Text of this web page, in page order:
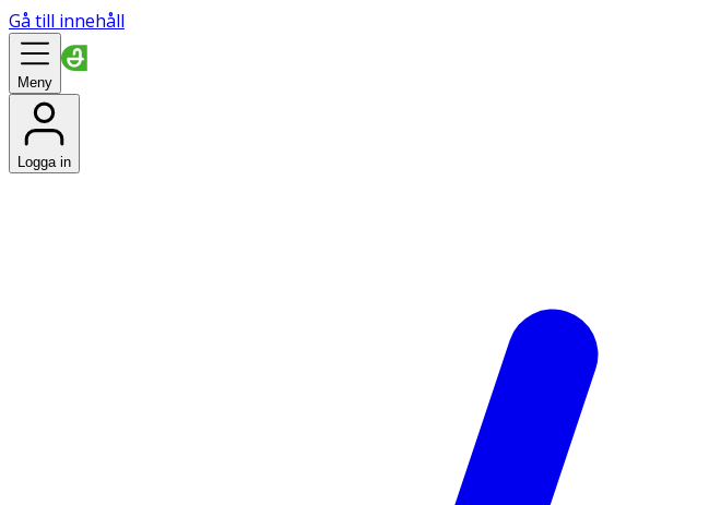
Gå till innehåll
Meny
Logga in